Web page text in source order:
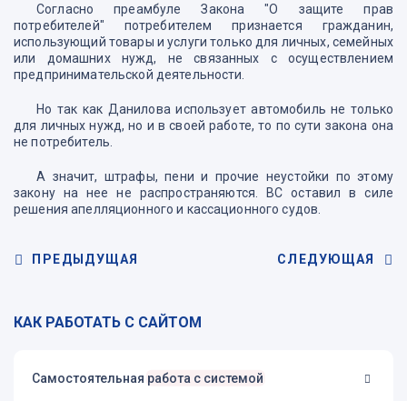
Согласно преамбуле Закона "О защите прав
потребителей" потребителем признается гражданин,
использующий товары и услуги только для личных, семейных
или домашних нужд, не связанных с осуществлением
предпринимательской деятельности.
Но так как Данилова использует автомобиль не только
для личных нужд, но и в своей работе, то по сути закона она
не потребитель.
А значит, штрафы, пени и прочие неустойки по этому
закону на нее не распространяются. ВС оставил в силе
решения апелляционного и кассационного судов.
ПРЕДЫДУЩАЯ СЛЕДУЮЩАЯ
КАК РАБОТАТЬ С САЙТОМ
Самостоятельная работа с системой